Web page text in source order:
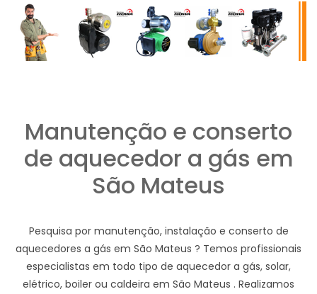
Manutenção e conserto
de aquecedor a gás em
São Mateus
Pesquisa por manutenção, instalação e conserto de
aquecedores a gás em São Mateus ? Temos profissionais
especialistas em todo tipo de aquecedor a gás, solar,
elétrico, boiler ou caldeira em São Mateus . Realizamos